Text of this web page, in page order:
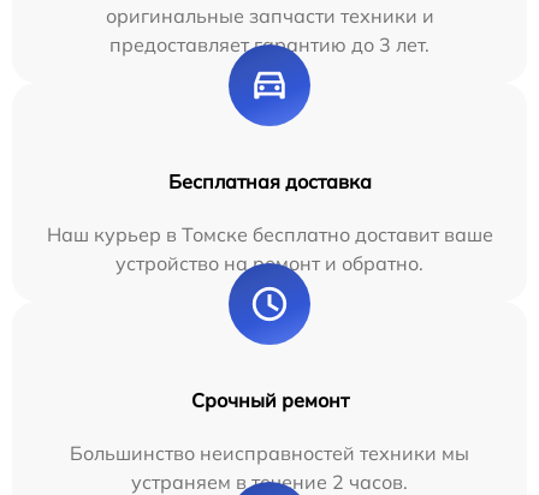
оригинальные запчасти техники и
предоставляет гарантию до 3 лет.
Бесплатная доставка
Наш курьер в Томске бесплатно доставит ваше
устройство на ремонт и обратно.
Срочный ремонт
Большинство неисправностей техники мы
устраняем в течение 2 часов.